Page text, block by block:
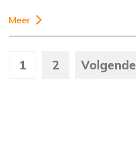
Meer
1 2 Volgende